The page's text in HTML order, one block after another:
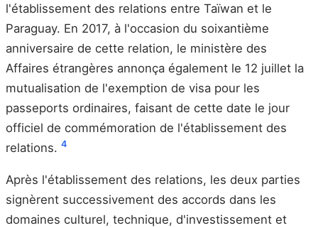
l'établissement des relations entre Taïwan et le
Paraguay. En 2017, à l'occasion du soixantième
anniversaire de cette relation, le ministère des
Affaires étrangères annonça également le 12 juillet la
mutualisation de l'exemption de visa pour les
passeports ordinaires, faisant de cette date le jour
officiel de commémoration de l'établissement des
relations. 4
Après l'établissement des relations, les deux parties
signèrent successivement des accords dans les
domaines culturel, technique, d'investissement et